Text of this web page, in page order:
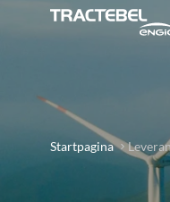
Startpagina